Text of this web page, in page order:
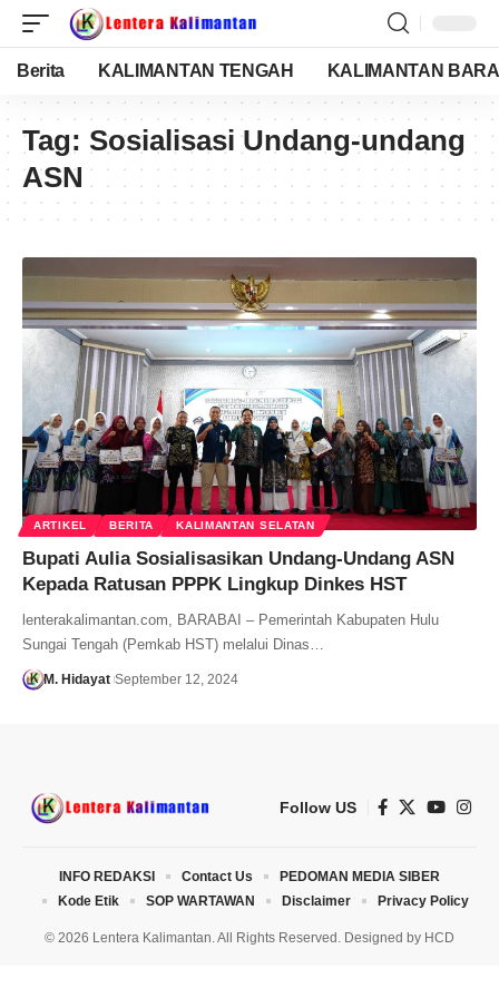
Berita KALIMANTAN TENGAH KALIMANTAN
Tag: Sosialisasi Undang-undang
ASN
ARTIKEL BERITA KALIMANTAN SELATAN
Bupati Aulia Sosialisasikan Undang-Undang ASN
Kepada Ratusan PPPK Lingkup Dinkes HST
lenterakalimantan.com, BARABAI – Pemerintah Kabupaten Hulu
Sungai Tengah (Pemkab HST) melalui Dinas…
M. Hidayat September 12, 2024
Follow US
© 2026 Lentera Kalimantan. All Rights Reserved. Designed by HCD
INFO REDAKSI Contact Us
PEDOMAN MEDIA SIBER
Kode Etik
SOP WARTAWAN Disclaimer Privacy Policy